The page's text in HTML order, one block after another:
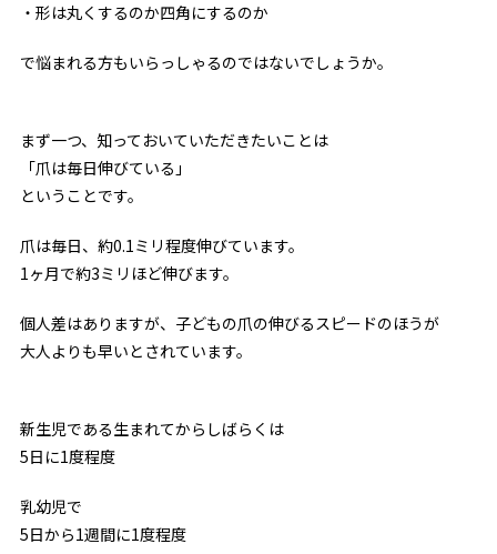
・形は丸くするのか四角にするのか
で悩まれる方もいらっしゃるのではないでしょうか。
まず一つ、知っておいていただきたいことは
「爪は毎日伸びている」
ということです。
爪は毎日、約0.1ミリ程度伸びています。
1ヶ月で約3ミリほど伸びます。
個人差はありますが、子どもの爪の伸びるスピードのほうが
大人よりも早いとされています。
新生児である生まれてからしばらくは
5日に1度程度
乳幼児で
5日から1週間に1度程度